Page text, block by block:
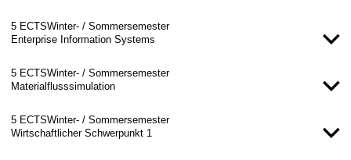
5 ECTSWinter- / Sommersemester
Enterprise Information Systems
5 ECTSWinter- / Sommersemester
Materialflusssimulation
5 ECTSWinter- / Sommersemester
Wirtschaftlicher Schwerpunkt 1